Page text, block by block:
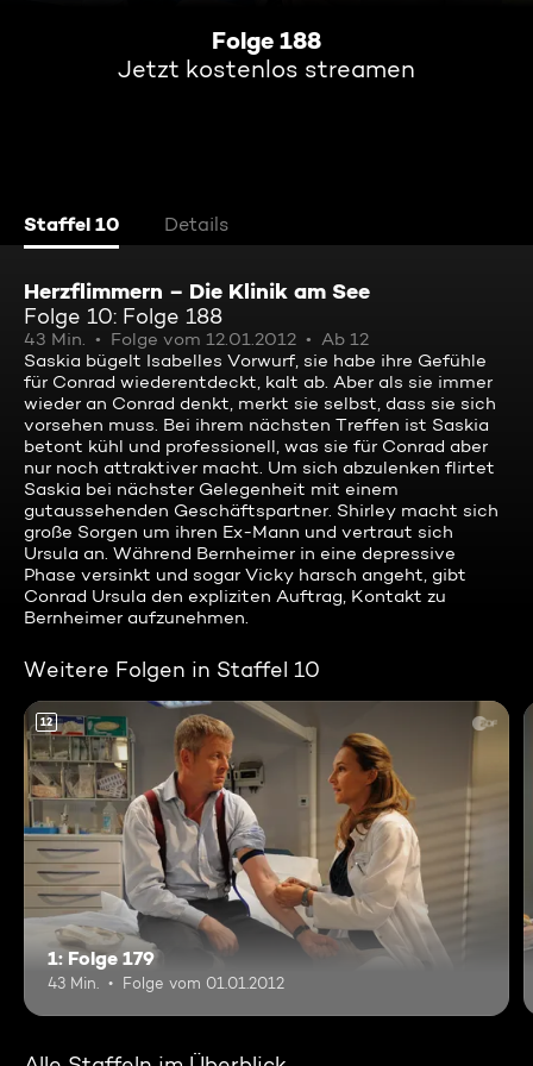
Folge 188
Jetzt kostenlos streamen
Staffel 10 Details
Herzflimmern – Die Klinik am See
Folge 10: Folge 188
43 Min. Folge vom 12.01.2012
Ab 12
Saskia bügelt Isabelles Vorwurf, sie habe ihre Gefühle
für Conrad wiederentdeckt, kalt ab. Aber als sie immer
wieder an Conrad denkt, merkt sie selbst, dass sie sich
vorsehen muss. Bei ihrem nächsten Treffen ist Saskia
betont kühl und professionell, was sie für Conrad aber
nur noch attraktiver macht. Um sich abzulenken flirtet
Saskia bei nächster Gelegenheit mit einem
gutaussehenden Geschäftspartner. Shirley macht sich
große Sorgen um ihren Ex-Mann und vertraut sich
Ursula an. Während Bernheimer in eine depressive
Phase versinkt und sogar Vicky harsch angeht, gibt
Conrad Ursula den expliziten Auftrag, Kontakt zu
Bernheimer aufzunehmen.
Weitere Folgen in Staffel 10
12
1: Folge 179
43 Min. Folge vom 01.01.2012